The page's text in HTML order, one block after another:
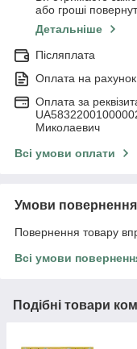
або гроші
Детальніше
Післяплата
Оплата на рахунок
Оплата за
Миколаевич
Всі умови оплати
Умови повернення
Повернення товару
Всі умови
Подібні товари